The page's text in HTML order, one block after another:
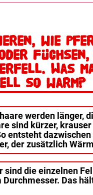
wie
Was
so warm?
werden länger,
sind kürzer, krauser
entsteht dazwischen
der zusätzlich
sind die einzelnen
Das